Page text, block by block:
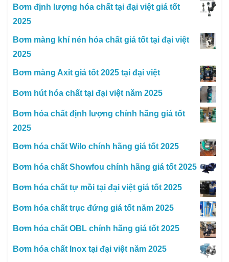
Bơm định lượng hóa chất tại đại việt giá tốt
2025
Bơm màng khí nén hóa chất giá tốt tại đại việt
2025
Bơm màng Axit giá tốt 2025 tại đại việt
Bơm hút hóa chất tại đại việt năm 2025
Bơm hóa chất định lượng chính hãng giá tốt
2025
Bơm hóa chất Wilo chính hãng giá tốt 2025
Bơm hóa chất Showfou chính hãng giá tốt 2025
Bơm hóa chất tự mồi tại đại việt giá tốt 2025
Bơm hóa chất trục đứng giá tốt năm 2025
Bơm hóa chất OBL chính hãng giá tốt 2025
Bơm hóa chất Inox tại đại việt năm 2025